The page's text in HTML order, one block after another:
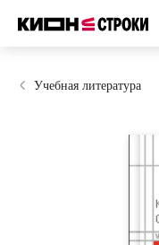
Учебная литература